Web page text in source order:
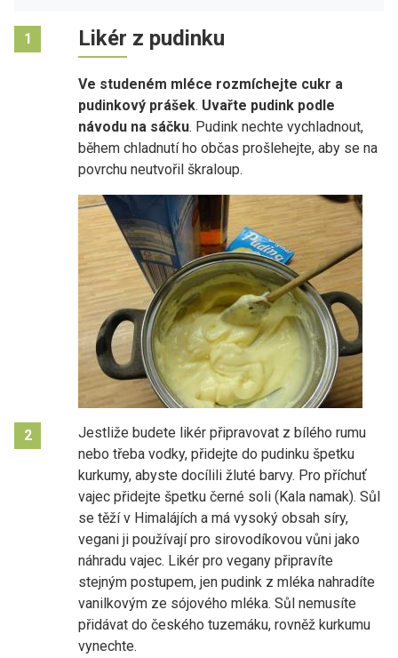
1 Likér z pudinku
Ve studeném mléce rozmíchejte cukr a
pudinkový prášek. Uvařte pudink podle
návodu na sáčku. Pudink nechte vychladnout,
během chladnutí ho občas prošlehejte, aby se na
povrchu neutvořil škraloup.
2
Jestliže budete likér připravovat z bílého rumu
nebo třeba vodky, přidejte do pudinku špetku
kurkumy, abyste docílili žluté barvy. Pro příchuť
vajec přidejte špetku černé soli (Kala namak). Sůl
se těží v Himalájích a má vysoký obsah síry,
vegani ji používají pro sirovodíkovou vůni jako
náhradu vajec. Likér pro vegany připravíte
stejným postupem, jen pudink z mléka nahradíte
vanilkovým ze sójového mléka. Sůl nemusíte
přidávat do českého tuzemáku, rovněž kurkumu
vynechte.